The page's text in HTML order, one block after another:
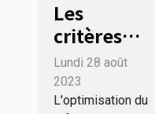
Les
critères
pour
choisir la
meilleure
Lundi 28 août
2023
L'optimisation du